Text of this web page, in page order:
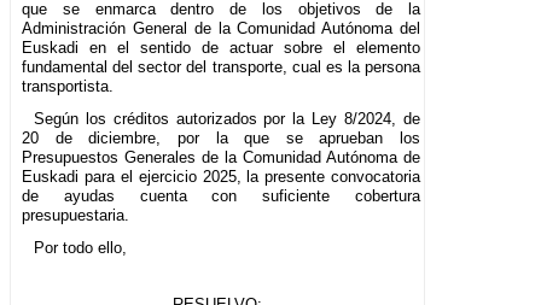
que se enmarca dentro de los objetivos de la
Administración General de la Comunidad Autónoma del
Euskadi en el sentido de actuar sobre el elemento
fundamental del sector del transporte, cual es la persona
transportista.
Según los créditos autorizados por la Ley 8/2024, de
20 de diciembre, por la que se aprueban los
Presupuestos Generales de la Comunidad Autónoma de
Euskadi para el ejercicio 2025, la presente convocatoria
de ayudas cuenta con suficiente cobertura
presupuestaria.
Por todo ello,